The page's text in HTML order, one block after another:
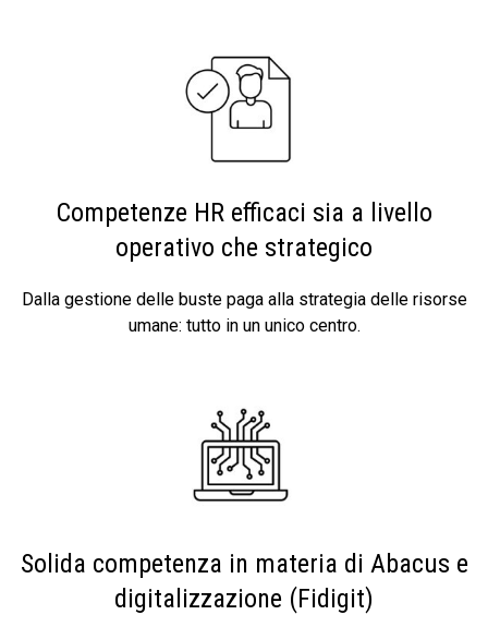
Competenze HR efficaci sia a livello
operativo che strategico
Dalla gestione delle buste paga alla strategia delle risorse
umane: tutto in un unico centro.
Solida competenza in materia di Abacus e
digitalizzazione (Fidigit)